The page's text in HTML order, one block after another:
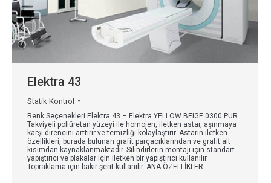
Elektra 43
Statik Kontrol
Renk Seçenekleri Elektra 43 – Elektra YELLOW BEIGE 0300 PUR
Takviyeli poliüretan yüzeyi ile homojen, iletken astar, aşınmaya
karşı direncini arttırır ve temizliği kolaylaştırır. Astarın iletken
özellikleri, burada bulunan grafit parçacıklarından ve grafit alt
kısımdan kaynaklanmaktadır. Silindirlerin montajı için standart
yapıştırıcı ve plakalar için iletken bir yapıştırıcı kullanılır.
Topraklama için bakır şerit kullanılır. ANA ÖZELLİKLER…